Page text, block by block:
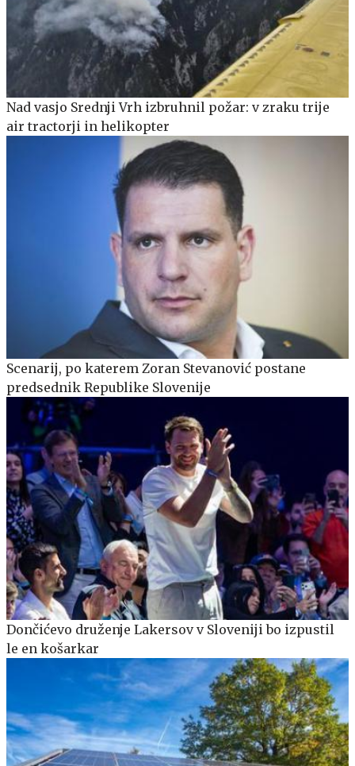
Nad vasjo Srednji Vrh izbruhnil požar: v zraku trije
air tractorji in helikopter
Scenarij, po katerem Zoran Stevanović postane
predsednik Republike Slovenije
Dončićevo druženje Lakersov v Sloveniji bo izpustil
le en košarkar